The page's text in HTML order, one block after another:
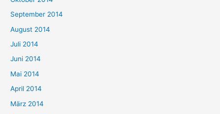
September 2014
August 2014
Juli 2014
Juni 2014
Mai 2014
April 2014
März 2014